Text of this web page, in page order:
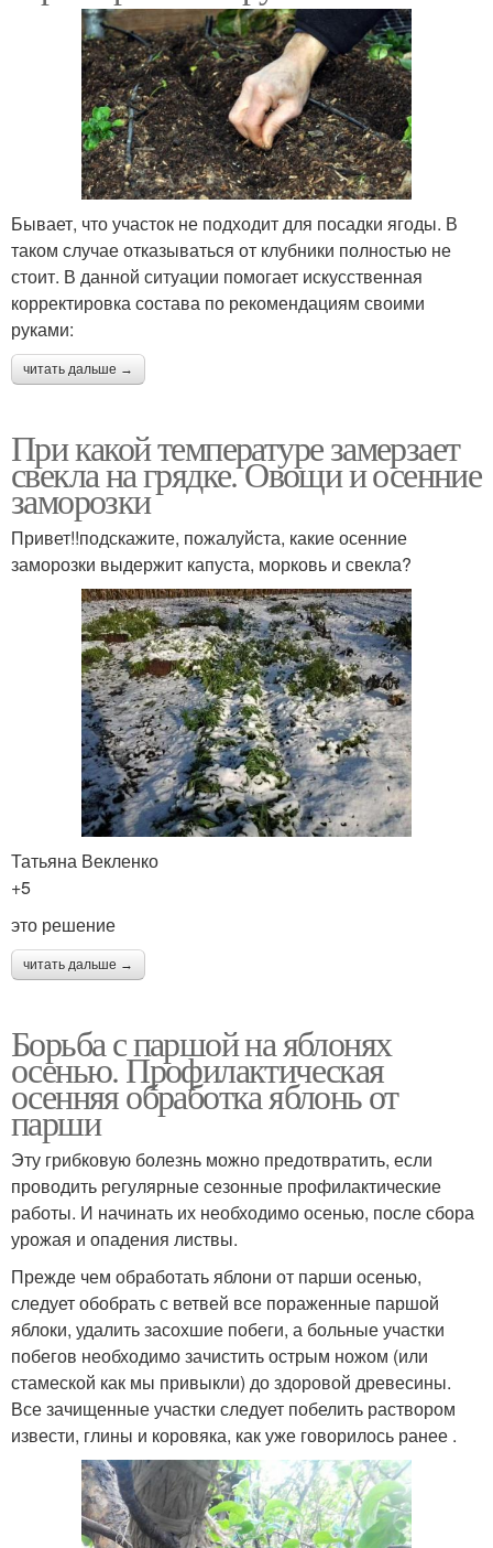
Бывает, что участок не подходит для посадки ягоды. В
таком случае отказываться от клубники полностью не
стоит. В данной ситуации помогает искусственная
корректировка состава по рекомендациям своими
руками:
читать дальше →
При какой температуре замерзает
свекла на грядке. Овощи и осенние
заморозки
Привет!!подскажите, пожалуйста, какие осенние
заморозки выдержит капуста, морковь и свекла?
Татьяна Векленко
+5
это решение
читать дальше →
Борьба с паршой на яблонях
осенью. Профилактическая
осенняя обработка яблонь от
парши
Эту грибковую болезнь можно предотвратить, если
проводить регулярные сезонные профилактические
работы. И начинать их необходимо осенью, после сбора
урожая и опадения листвы.
Прежде чем обработать яблони от парши осенью,
следует обобрать с ветвей все пораженные паршой
яблоки, удалить засохшие побеги, а больные участки
побегов необходимо зачистить острым ножом (или
стамеской как мы привыкли) до здоровой древесины.
Все зачищенные участки следует побелить раствором
извести, глины и коровяка, как уже говорилось ранее .